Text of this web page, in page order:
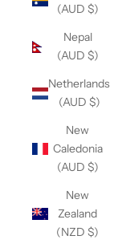
(AUD $)
Nepal
(AUD $)
Netherlands
(AUD $)
New
Caledonia
(AUD $)
New
Zealand
(NZD $)